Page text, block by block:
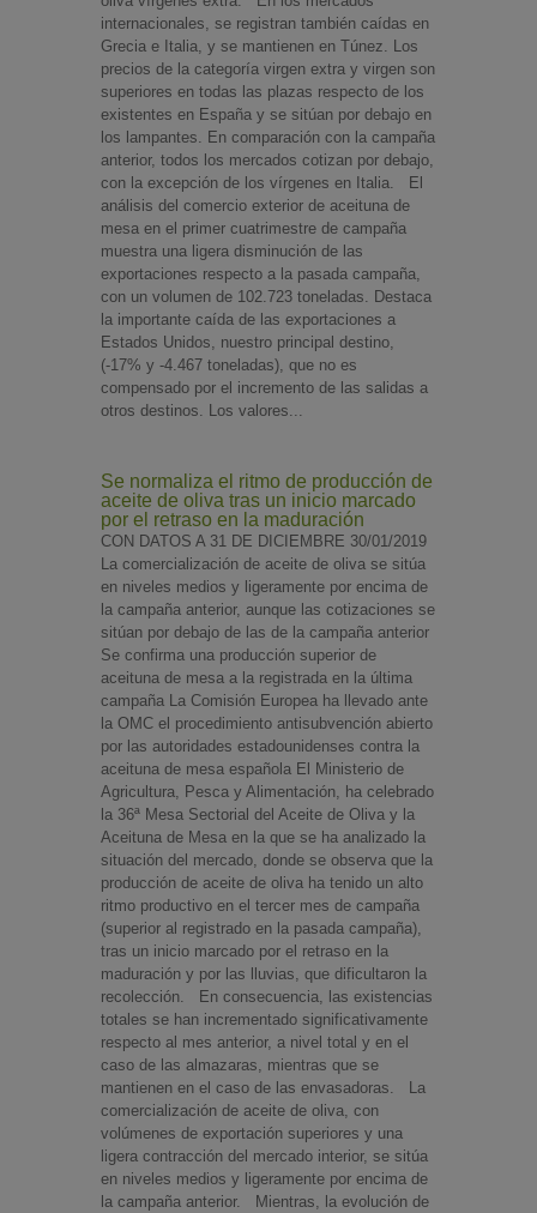
internacionales, se registran también caídas en
Grecia e Italia, y se mantienen en Túnez. Los
precios de la categoría virgen extra y virgen son
superiores en todas las plazas respecto de los
existentes en España y se sitúan por debajo en
los lampantes. En comparación con la campaña
anterior, todos los mercados cotizan por debajo,
con la excepción de los vírgenes en Italia. El
análisis del comercio exterior de aceituna de
mesa en el primer cuatrimestre de campaña
muestra una ligera disminución de las
exportaciones respecto a la pasada campaña,
con un volumen de 102.723 toneladas. Destaca
la importante caída de las exportaciones a
Estados Unidos, nuestro principal destino,
(-17% y -4.467 toneladas), que no es
compensado por el incremento de las salidas a
otros destinos. Los valores...
Se normaliza el ritmo de producción de
aceite de oliva tras un inicio marcado
por el retraso en la maduración
CON DATOS A 31 DE DICIEMBRE 30/01/2019
La comercialización de aceite de oliva se sitúa
en niveles medios y ligeramente por encima de
la campaña anterior, aunque las cotizaciones se
sitúan por debajo de las de la campaña anterior
Se confirma una producción superior de
aceituna de mesa a la registrada en la última
campaña La Comisión Europea ha llevado ante
la OMC el procedimiento antisubvención abierto
por las autoridades estadounidenses contra la
aceituna de mesa española El Ministerio de
Agricultura, Pesca y Alimentación, ha celebrado
la 36ª Mesa Sectorial del Aceite de Oliva y la
Aceituna de Mesa en la que se ha analizado la
situación del mercado, donde se observa que la
producción de aceite de oliva ha tenido un alto
ritmo productivo en el tercer mes de campaña
(superior al registrado en la pasada campaña),
tras un inicio marcado por el retraso en la
maduración y por las lluvias, que dificultaron la
recolección. En consecuencia, las existencias
totales se han incrementado significativamente
respecto al mes anterior, a nivel total y en el
caso de las almazaras, mientras que se
mantienen en el caso de las envasadoras. La
comercialización de aceite de oliva, con
volúmenes de exportación superiores y una
ligera contracción del mercado interior, se sitúa
en niveles medios y ligeramente por encima de
la campaña anterior. Mientras, la evolución de